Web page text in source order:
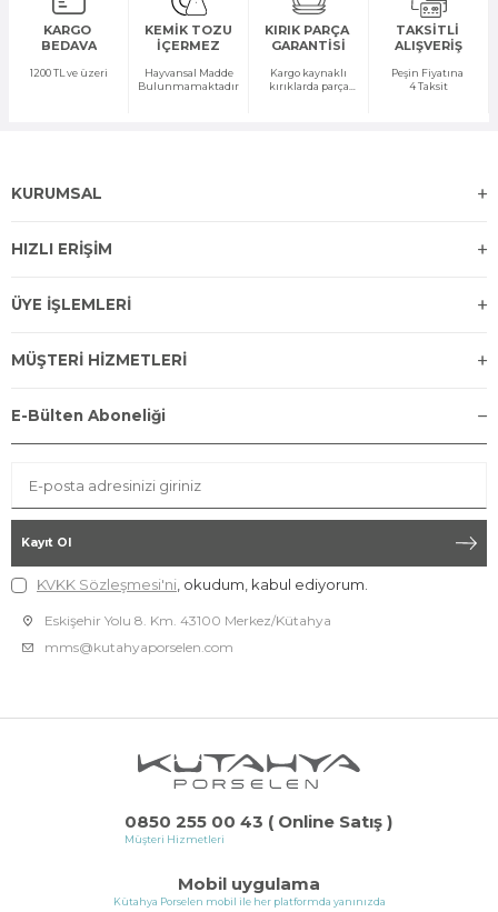
KARGO
BEDAVA
1200 TL ve üzeri
KEMİK TOZU
İÇERMEZ
Hayvansal Madde
Bulunmamaktadır
KIRIK PARÇA
GARANTİSİ
Kargo kaynaklı
kırıklarda parça
TAKSİTLİ
ALIŞVERİŞ
Peşin Fiyatına
4 Taksit
0850 255 00 43 ( Online Satış )
Müşteri Hizmetleri
Mobil uygulama
Kütahya Porselen mobil ile her platformda yanınızda
KURUMSAL
HIZLI ERİŞİM
ÜYE İŞLEMLERİ
MÜŞTERİ HİZMETLERİ
E-Bülten Aboneliği
Kayıt Ol
KVKK Sözleşmesi'ni , okudum, kabul ediyorum.
Eskişehir Yolu 8. Km. 43100 Merkez/Kütahya
mms@kutahyaporselen.com